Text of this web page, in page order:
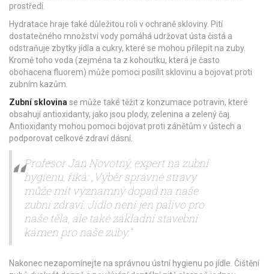
prostředí.
Hydratace hraje také důležitou roli v ochraně skloviny. Pití
dostatečného množství vody pomáhá udržovat ústa čistá a
odstraňuje zbytky jídla a cukry, které se mohou přilepit na zuby.
Kromě toho voda (zejména ta z kohoutku, která je často
obohacena fluorem) může pomoci posílit sklovinu a bojovat proti
zubním kazům.
Zubní sklovinase může také těžit z konzumace potravin, které
obsahují antioxidanty, jako jsou plody, zelenina a zelený čaj.
Antioxidanty mohou pomoci bojovat proti zánětům v ústech a
podporovat celkové zdraví dásní.
Profesor Jan Novotný, expert na zubní
hygienu, říká: „Výběr správné stravy
může mít významný dopad na naše
zubní zdraví. Jídlo není jen palivo pro
naše těla, ale také základní stavební
kámen pro naše zuby.“
Nakonec nezapomínejte na správnou ústní hygienu po jídle. Čištění